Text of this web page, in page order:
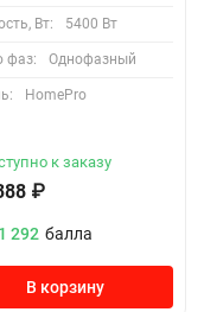
Вт: 5400 Вт
фаз: Однофазный
HomePro
к заказу
₽
1 292 балла
В корзину